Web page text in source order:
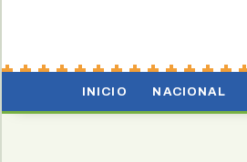
INICIO NACIONAL